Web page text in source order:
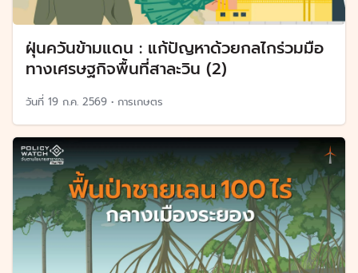
ฝุ่นควันข้ามแดน : แก้ปัญหาด้วยกลไกร่วมมือ
ทางเศรษฐกิจพื้นที่สาละวิน (2)
วันที่ 19 ก.ค. 2569 • การเกษตร